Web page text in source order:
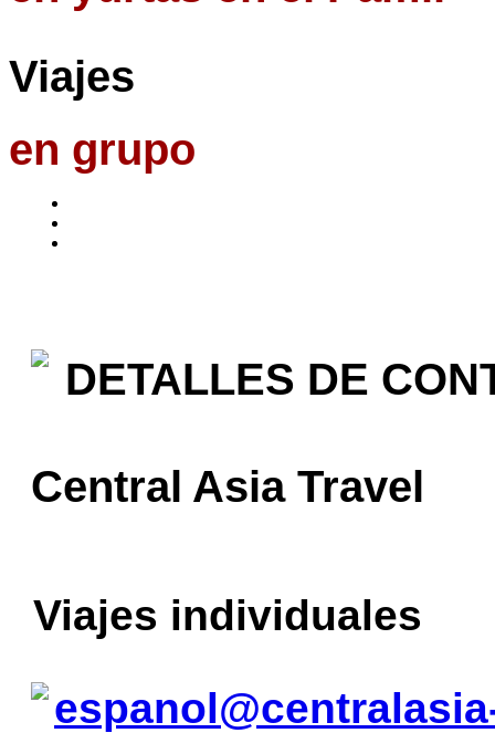
Viajes
en grupo
DETALLES DE
Central Asia Travel
Viajes individuales